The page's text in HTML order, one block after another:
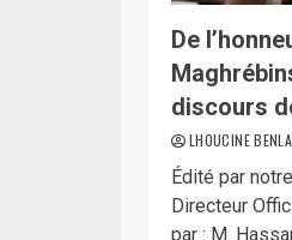
De
discours
LHOUCINE
Édité par
Directeur
par : M.